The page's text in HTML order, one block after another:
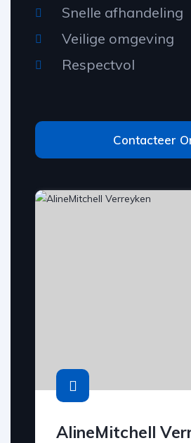
Snelle afhandeling
Veilige omgeving
Respectvol
Contacteer
AlineMitchell